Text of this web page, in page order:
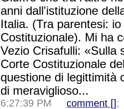
anni dall'istituzione
Italia. (Tra parentesi:
Costituzionale). Mi ha
Vezio Crisafulli: «Sulla
Corte Costituzionale
questione di legittimità
di meraviglioso...
6:27:39 PM comment [] ;